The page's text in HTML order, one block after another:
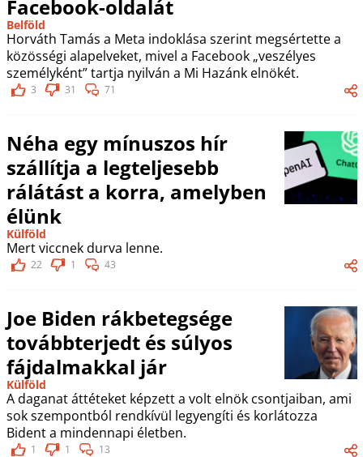
Facebook-oldalát
Belföld
Horváth Tamás a Meta indoklása szerint megsértette a
közösségi alapelveket, mivel a Facebook „veszélyes
személyként” tartja nyilván a Mi Hazánk elnökét.
3 31 71
Néha egy mínuszos hír
szállítja a legteljesebb
rálátást a korra, amelyben
élünk
Külföld
Mert viccnek durva lenne.
22 1 43
Joe Biden rákbetegsége
továbbterjedt és súlyos
fájdalmakkal jár
Külföld
A daganat áttéteket képzett a volt elnök csontjaiban, ami
sok szempontból rendkívül legyengíti és korlátozza
Bident a mindennapi életben.
1 1 13